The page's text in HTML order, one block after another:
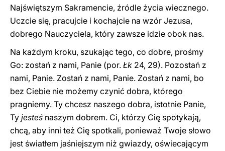
Najświętszym Sakramencie, źródle życia wiecznego.
Uczcie się, pracujcie i kochajcie na wzór Jezusa,
dobrego Nauczyciela, który zawsze idzie obok nas.
Na każdym kroku, szukając tego, co dobre, prośmy
Go: zostań z nami, Panie (por. Łk 24, 29). Pozostań z
nami, Panie. Zostań z nami, Panie. Zostań z nami, bo
bez Ciebie nie możemy czynić dobra, którego
pragniemy. Ty chcesz naszego dobra, istotnie Panie,
Ty jesteś naszym dobrem. Ci, którzy Cię spotykają,
chcą, aby inni też Cię spotkali, ponieważ Twoje słowo
jest światłem jaśniejszym niż gwiazdy, oświecającym